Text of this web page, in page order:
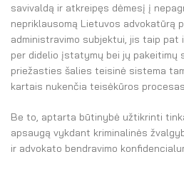
savivaldą ir atkreipęs dėmesį į
nepriklausomą Lietuvos advokatūrą
administravimo subjektui, jis taip pat
per didelio įstatymų bei jų pakeitimų
priežasties šalies teisinė sistema
kartais nukenčia teisėkūros
Be to, aptarta būtinybė užtikrinti
apsaugą vykdant kriminalinės
ir advokato bendravimo